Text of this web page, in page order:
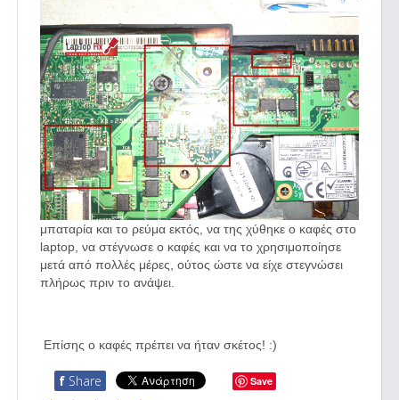
μπαταρία και το ρεύμα εκτός, να της χύθηκε ο καφές στο
laptop, να στέγνωσε ο καφές και να το χρησιμοποίησε
μετά από πολλές μέρες, ούτος ώστε να είχε στεγνώσει
πλήρως πριν το ανάψει.
Επίσης ο καφές πρέπει να ήταν σκέτος! :)
f Share Save